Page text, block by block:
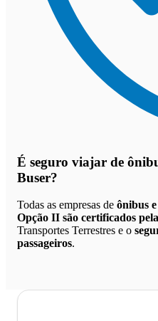
É seguro viajar de
Buser?
Todas as empresas de ônibus
Opção II são certificados
Transportes Terrestres e o
passageiros.